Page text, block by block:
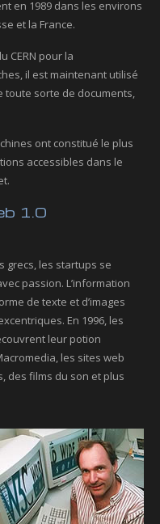
en 1989 dans les environs
et la France.
CERN pour la
il est maintenant utilisé
toute sorte de documents,
ont constitué le plus
accessibles dans le
1.0
grecs, les startups se
passion. L’information
de texte et d’images
En 1996, les
leur potion
les sites web
des films du son et plus